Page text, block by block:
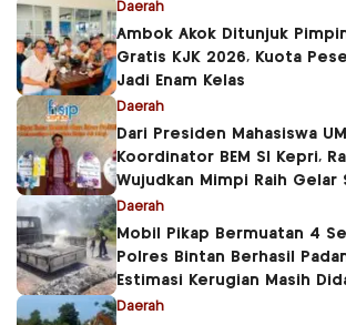
Daerah
Ambok Akok Ditunjuk
Gratis KJK 2026, Kuota
Jadi Enam Kelas
Daerah
Dari Presiden Mahasiswa
Koordinator BEM SI Kepri,
Wujudkan Mimpi Raih Gelar
Daerah
Mobil Pikap Bermuatan 4
Polres Bintan Berhasil
Estimasi Kerugian Masih
Daerah